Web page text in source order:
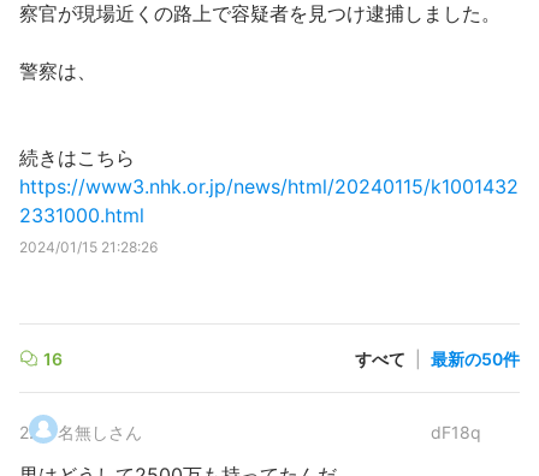
察官が現場近くの路上で容疑者を見つけ逮捕しました。
警察は、
続きはこちら
https://www3.nhk.or.jp/news/html/20240115/k1001432
2331000.html
2024/01/15 21:28:26
16 すべて 最新の50件
2. 名無しさん dF18q